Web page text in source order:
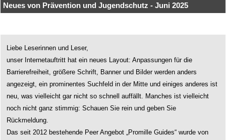
Neues von Prävention und Jugendschutz - Juni 2025
Liebe Leserinnen und Leser,
unser Internetauftritt hat ein neues Layout: Anpassungen für die
Barrierefreiheit, größere Schrift, Banner und Bilder werden anders
angezeigt, ein prominentes Suchfeld in der Mitte und einiges anderes ist
neu, was vielleicht gar nicht so schnell auffällt. Manches ist vielleicht
noch nicht ganz stimmig: Schauen Sie rein und geben Sie
Rückmeldung.
Das seit 2012 bestehende Peer Angebot „Promille Guides“ wurde von